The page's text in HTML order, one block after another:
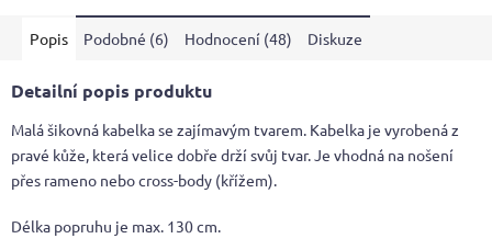
hvězdiček.
Popis Podobné (6) Hodnocení (48) Diskuze
Detailní popis produktu
Malá šikovná kabelka se zajímavým tvarem. Kabelka je vyrobená z
pravé kůže, která velice dobře drží svůj tvar. Je vhodná na nošení
přes rameno nebo cross-body (křížem).
Délka popruhu je max. 130 cm.